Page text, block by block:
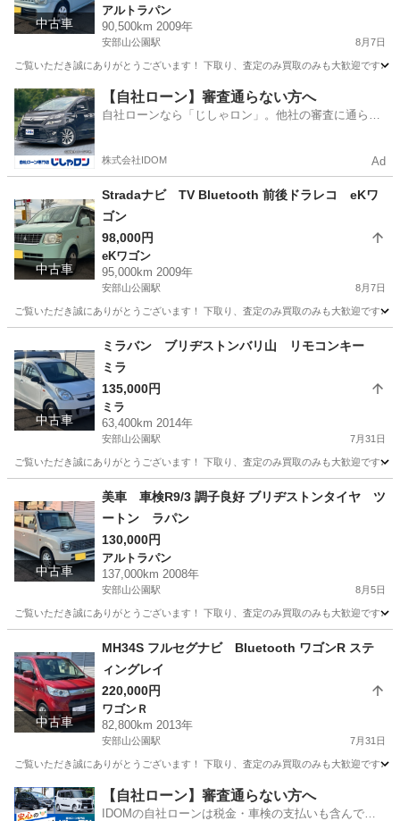
中古車
アルトラパン
90,500km 2009年
安部山公園駅 8月7日
ご覧いただき誠にありがとうございます！ 下取り、査定のみ買取のみも大歓迎です
福岡 北九州市 安部山公園駅 アルトラパン
【自社ローン】審査通らない方へ
自社ローンなら「じしゃロン」。他社の審査に通らな
株式会社IDOM Ad
中古車
Stradaナビ TV Bluetooth 前後ドラレコ eKワ
ゴン
98,000円
eKワゴン
95,000km 2009年
安部山公園駅 8月7日
ご覧いただき誠にありがとうございます！ 下取り、査定のみ買取のみも大歓迎です
安部山公園駅 eKワゴン 車両
中古車
ミラバン ブリヂストンバリ山 リモコンキー
ミラ
135,000円
ミラ
63,400km 2014年
安部山公園駅 7月31日
ご覧いただき誠にありがとうございます！ 下取り、査定のみ買取のみも大歓迎です
安部山公園駅 ミラ
中古車
美車 車検R9/3 調子良好 ブリヂストンタイヤ ツ
ートン ラパン
130,000円
アルトラパン
137,000km 2008年
安部山公園駅 8月5日
ご覧いただき誠にありがとうございます！ 下取り、査定のみ買取のみも大歓迎です
安部山公園駅 アルトラパン
中古車
MH34S フルセグナビ Bluetooth ワゴンR ステ
ィングレイ
220,000円
ワゴンＲ
82,800km 2013年
安部山公園駅 7月31日
ご覧いただき誠にありがとうございます！ 下取り、査定のみ買取のみも大歓迎です
福岡 北九州市 安部山公園駅 ワゴンＲ ワゴンR
【自社ローン】審査通らない方へ
IDOMの自社ローンは税金・車検の支払いも含んでい